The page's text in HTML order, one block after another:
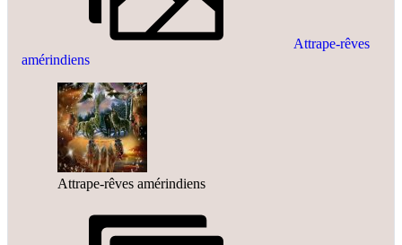
Attrape-rêves
amérindiens
Attrape-rêves amérindiens